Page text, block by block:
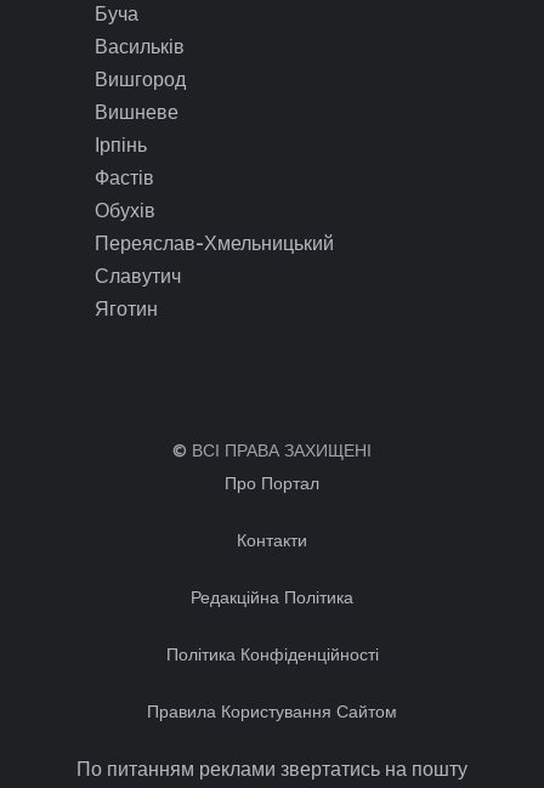
Буча
Васильків
Вишгород
Вишневе
Ірпінь
Фастів
Обухів
Переяслав-Хмельницький
Славутич
Яготин
© ВСІ ПРАВА ЗАХИЩЕНІ
Про Портал
Контакти
Редакційна Політика
Політика Конфіденційності
Правила Користування Сайтом
По питанням реклами звертатись на пошту